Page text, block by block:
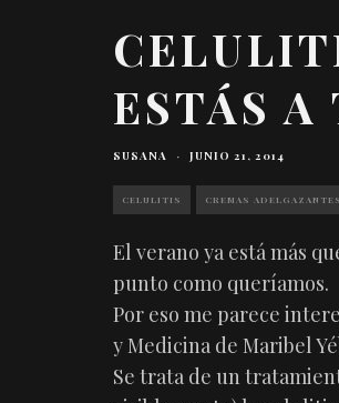
ESTÁS
SUSANA · JUNIO 21, 2014
CELULITIS CREMAS
El verano ya está más
punto como queríamos.
Por eso me parece
y Medicina de Maribel
Se trata de un